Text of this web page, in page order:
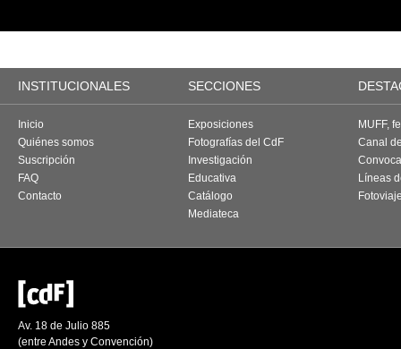
INSTITUCIONALES SECCIONES
Inicio
Quiénes somos
Suscripción
FAQ
Contacto
Exposiciones
Fotografías del CdF
Investigación
Educativa
Catálogo
Mediateca
MUFF,
Canal
Líneas
Av. 18 de Julio 885
(entre Andes y Convención)